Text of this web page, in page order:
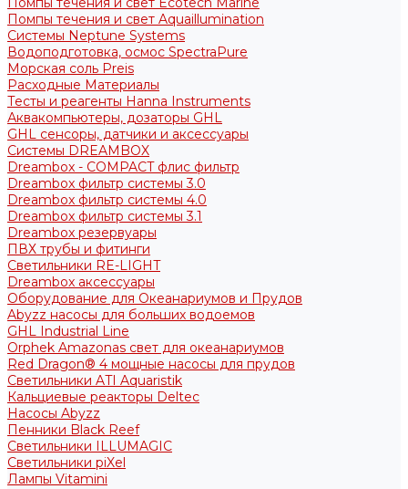
Помпы течения и свет Aquaillumination
Системы Neptune Systems
Водоподготовка, осмос SpectraPure
Морская соль Preis
Расходные Материалы
Тесты и реагенты Hanna Instruments
Аквакомпьютеры, дозаторы GHL
GHL сенсоры, датчики и аксессуары
Системы DREAMBOX
Dreambox - COMPACT флис фильтр
Dreambox фильтр системы 3.0
Dreambox фильтр системы 4.0
Dreambox фильтр системы 3.1
Dreambox резервуары
ПВХ трубы и фитинги
Светильники RE-LIGHT
Dreambox аксессуары
Оборудование для Океанариумов и Прудов
Abyzz насосы для больших водоемов
GHL Industrial Line
Orphek Amazonas свет для океанариумов
Red Dragon® 4 мощные насосы для прудов
Светильники ATI Aquaristik
Кальциевые реакторы Deltec
Насосы Abyzz
Пенники Black Reef
Светильники ILLUMAGIC
Светильники piXel
Лампы Vitamini